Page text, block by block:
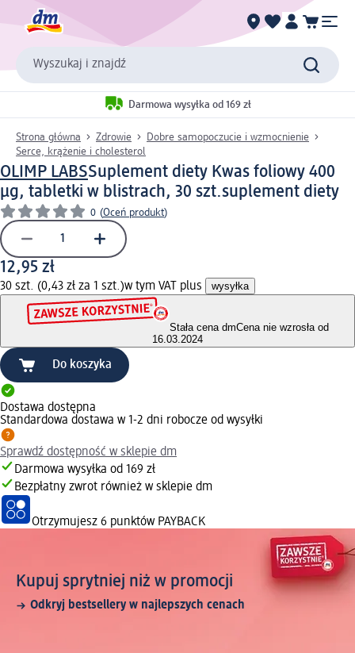
Wyszukaj i znajdź
Darmowa wysyłka od 169 zł
Strona główna Zdrowie
Dobre samopoczucie i wzmocnienie
Serce, krążenie i cholesterol
OLIMP LABSSuplement diety Kwas foliowy 400
µg, tabletki w blistrach, 30 szt.suplement diety
0 (Oceń produkt)
12,95 zł
30 szt. (0,43 zł za 1 szt.)w tym VAT plus wysyłka
Stała cena dmCena nie wzrosła od
16.03.2024
Do koszyka
Dostawa dostępna
Standardowa dostawa w 1-2 dni robocze od wysyłki
Sprawdź dostępność w sklepie dm
Darmowa wysyłka od 169 zł
Bezpłatny zwrot również w sklepie dm
Otrzymujesz 6 punktów PAYBACK
Kupuj sprytniej niż w promocji
Odkryj bestsellery w najlepszych cenach